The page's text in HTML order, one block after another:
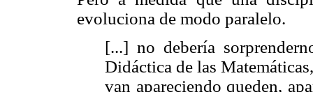
evoluciona de modo paralelo.
[...] no debería
Didáctica de las
van apareciendo queden,